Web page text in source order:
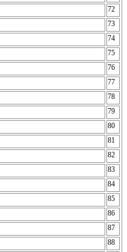
72
73
74
75
76
77
78
79
80
81
82
83
84
85
86
87
88